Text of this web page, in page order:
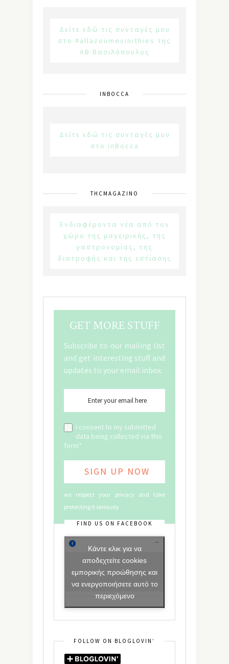
Δείτε εδώ τις συνταγές μου
στο #allazoumesinithies της
ΑΒ Βασιλόπουλος
INBOCCA
Δείτε εδώ τις συνταγές μου
στο inBocca
THCMAGAZINO
Ενδιαφέροντα νέα από τον
χώρο της μαγειρικής, της
γαστρονομίας, της
διατροφής και της εστίασης
GET MORE STUFF
Subscribe to our mailing list
and get interesting stuff and
updates to your email inbox.
I consent to my submitted
data being collected via this
form*
we respect your privacy and take
protecting it seriously
FIND US ON FACEBOOK
Κάντε κλικ για να
αποδεχτείτε cookies
εμπορικής προώθησης και
να ενεργοποιήσετε αυτό το
περιεχόμενο
FOLLOW ON BLOGLOVIN’